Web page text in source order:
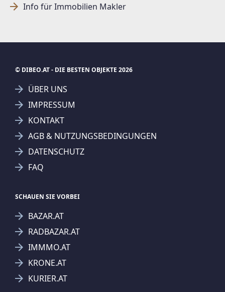
Info für Immobilien Makler
© DIBEO.AT - DIE BESTEN OBJEKTE 2026
ÜBER UNS
IMPRESSUM
KONTAKT
AGB & NUTZUNGSBEDINGUNGEN
DATENSCHUTZ
FAQ
SCHAUEN SIE VORBEI
BAZAR.AT
RADBAZAR.AT
IMMMO.AT
KRONE.AT
KURIER.AT